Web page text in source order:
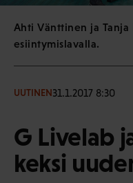
Ahti Vänttinen ja
esiintymislavalla.
UUTINEN31.1.2017 8:30
G Livelab
keksi